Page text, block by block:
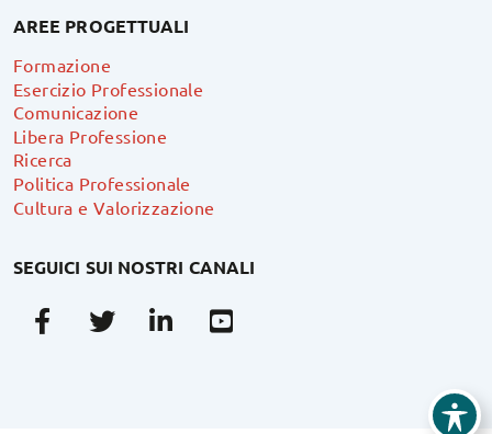
AREE PROGETTUALI
Formazione
Esercizio Professionale
Comunicazione
Libera Professione
Ricerca
Politica Professionale
Cultura e Valorizzazione
SEGUICI SUI NOSTRI CANALI
FacebookTwitterLinkedin